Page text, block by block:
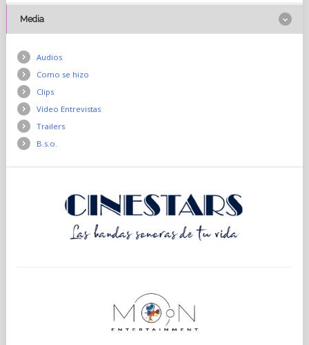
Media
Audios
Como se hizo
Clips
Vídeo Entrevistas
Trailers
B.s.o.